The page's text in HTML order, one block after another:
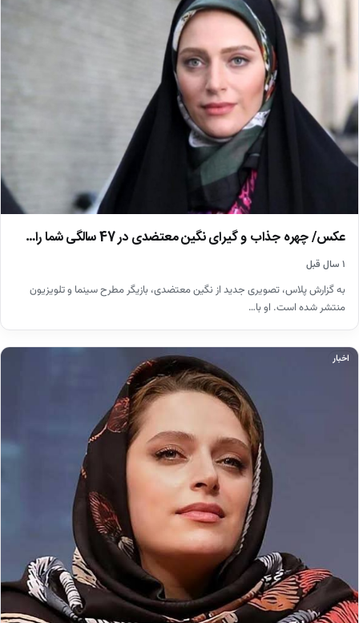
عکس/ چهره جذاب و گیرای نگین معتضدی در 47 سالگی شما را…
۱ سال قبل
به گزارش پلاس، تصویری جدید از نگین معتضدی، بازیگر مطرح سینما و تلویزیون
منتشر شده است. او با…
اخبار